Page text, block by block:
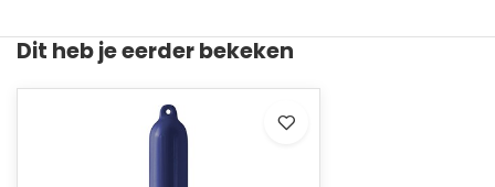
Dit heb je eerder bekeken